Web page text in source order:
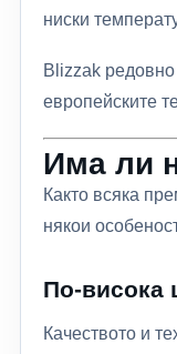
ниски
Blizzak
европейските
Има ли
Както всяка
някои
По-висока
Качеството и